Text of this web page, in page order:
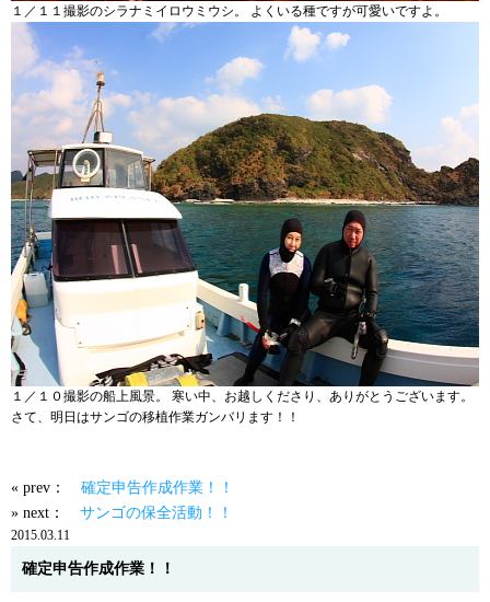
１／１１撮影のシラナミイロウミウシ。 よくいる種ですが可愛いですよ。
１／１０撮影の船上風景。 寒い中、お越しくださり、ありがとうございます。
さて、明日はサンゴの移植作業ガンバリます！！
« prev： 確定申告作成作業！！
» next： サンゴの保全活動！！
2015.03.11
確定申告作成作業！！